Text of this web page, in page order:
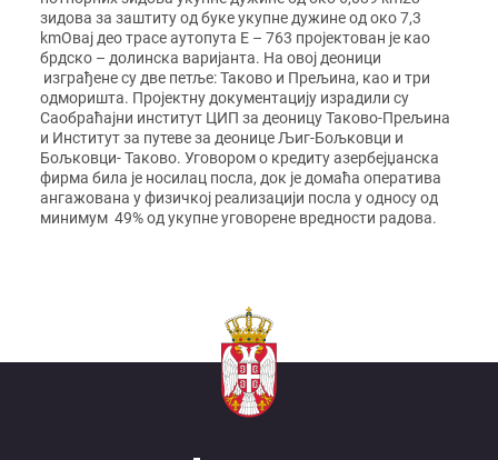
зидова за заштиту од буке укупне дужине од око 7,3
kmОвај део трасе аутопута Е – 763 пројектован је као
брдско – долинска варијанта. На овој деоници
изграђене су две петље: Таково и Прељина, као и три
одморишта. Пројектну документацију израдили су
Саобраћајни институт ЦИП за деоницу Таково-Прељина
и Институт за путеве за деонице Љиг-Бољковци и
Бољковци- Таково. Уговором о кредиту азербејџанска
фирма била је носилац посла, док је домаћа оператива
ангажована у физичкој реализацији посла у односу од
минимум 49% од укупне уговорене вредности радова.